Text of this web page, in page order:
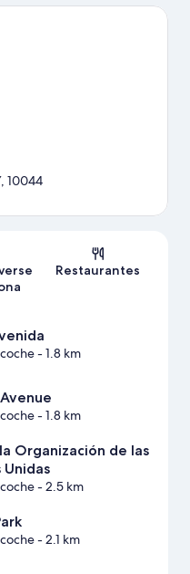
También merece la
10044
Restaurantes
- 1.8 km
- 1.8 km
Organización de las
Unidas
- 2.5 km
- 2.1 km